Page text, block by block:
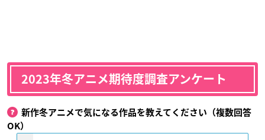
2023年冬アニメ期待度調査アンケート
新作冬アニメで気になる作品を教えてください（複数回答
OK）